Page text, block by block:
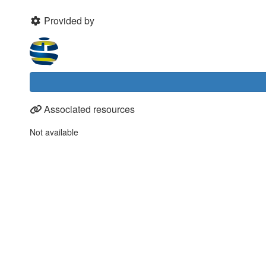
Provided by
Associated resources
Not available